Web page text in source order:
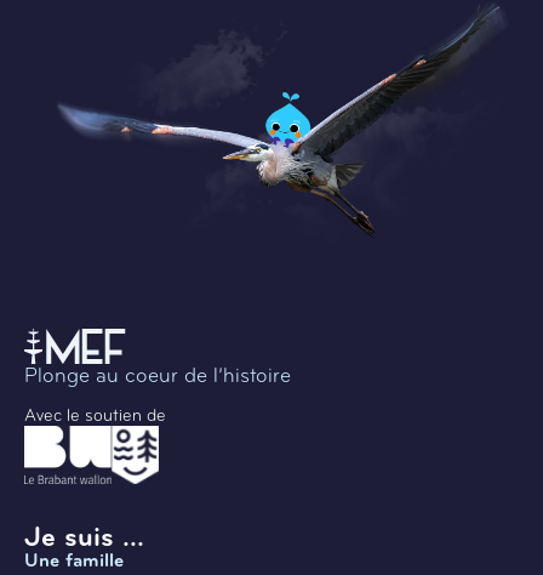
Plonge au coeur de l’histoire
Avec le soutien de
Je suis ...
Une famille